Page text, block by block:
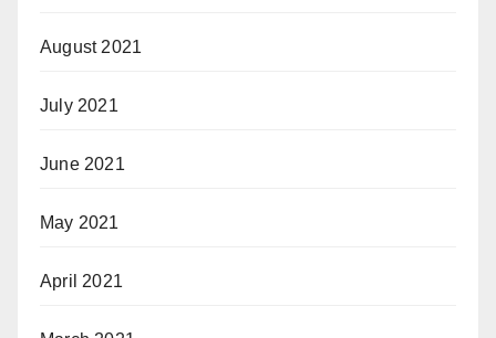
August 2021
July 2021
June 2021
May 2021
April 2021